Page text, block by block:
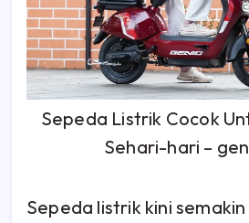
Sepeda Listrik Cocok
Sehari-hari –
Sepeda listrik kini